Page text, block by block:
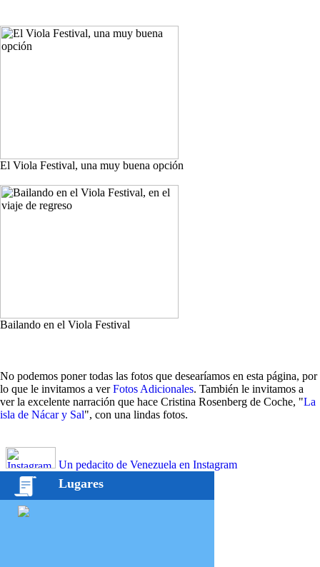
El Viola Festival, una muy buena opción
Bailando en el Viola Festival
No podemos poner todas las fotos que desearíamos en esta página, por
lo que le invitamos a verFotos Adicionales. También le invitamos a
ver la excelente narración que hace Cristina Rosenberg de Coche, "La
isla de Nácar y Sal", con una lindas fotos.
Un pedacito de Venezuela en Instagram
Lugares